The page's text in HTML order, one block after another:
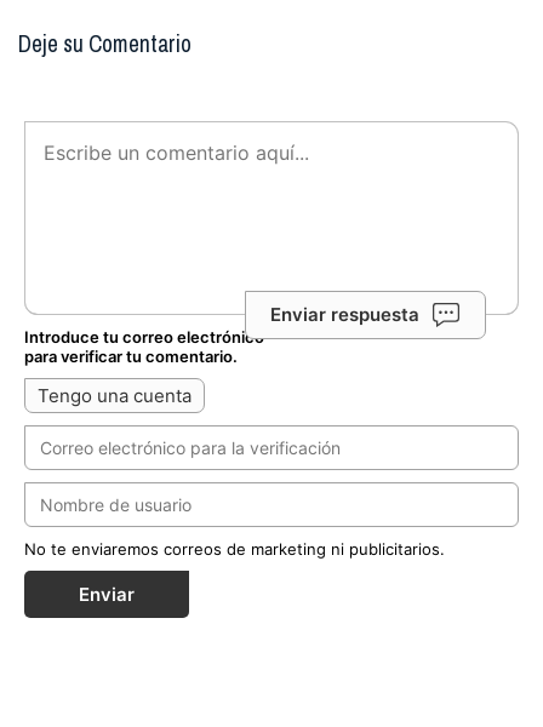
Deje su Comentario
Enviar respuesta
Introduce tu correo electrónico
para verificar tu comentario.
Tengo una cuenta
No te enviaremos correos de marketing ni publicitarios.
Enviar